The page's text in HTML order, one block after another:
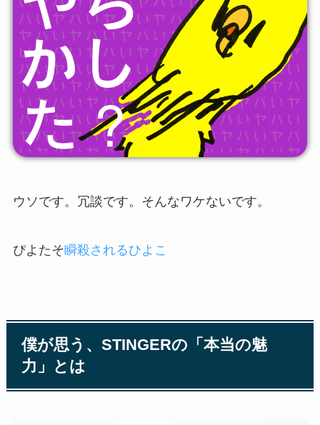
ウソです。冗談です。そんなワケないです。
ぴよたそ瞬殺されるひよこ
僕が思う、STINGERの「本当の魅
力」とは